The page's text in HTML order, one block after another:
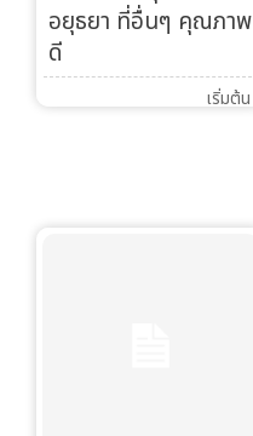
จัดกรุ๊ปในประเทศ
อยุธยา ที่อื่นๆ คุณภาพ
ดี
เริ่มต้น